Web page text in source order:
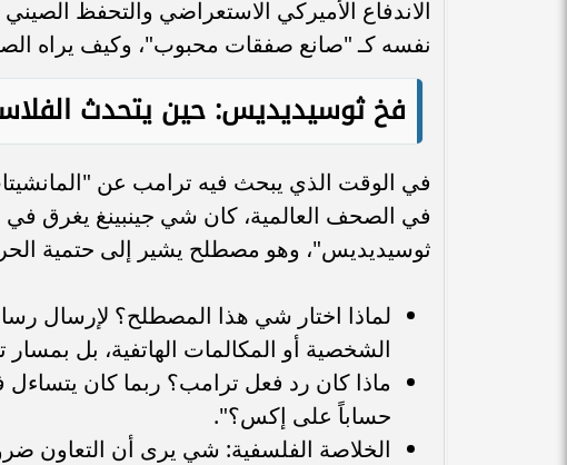
الاندفاع الأميركي الاستعراضي والتحفظ
نفسه كـ "صانع صفقات محبوب"، وكيف يراه
فخ ثوسيديديس: حين يتحدث
في الوقت الذي يبحث فيه ترامب عن
في الصحف العالمية، كان شي جينبينغ يغرق
ثوسيديديس"، وهو مصطلح يشير إلى حتمية
لماذا اختار شي هذا المصطلح؟ لإرسال
الشخصية أو المكالمات الهاتفية، بل
ماذا كان رد فعل ترامب؟ ربما كان
حساباً على إكس؟".
الخلاصة الفلسفية: شي يرى أن التعاون